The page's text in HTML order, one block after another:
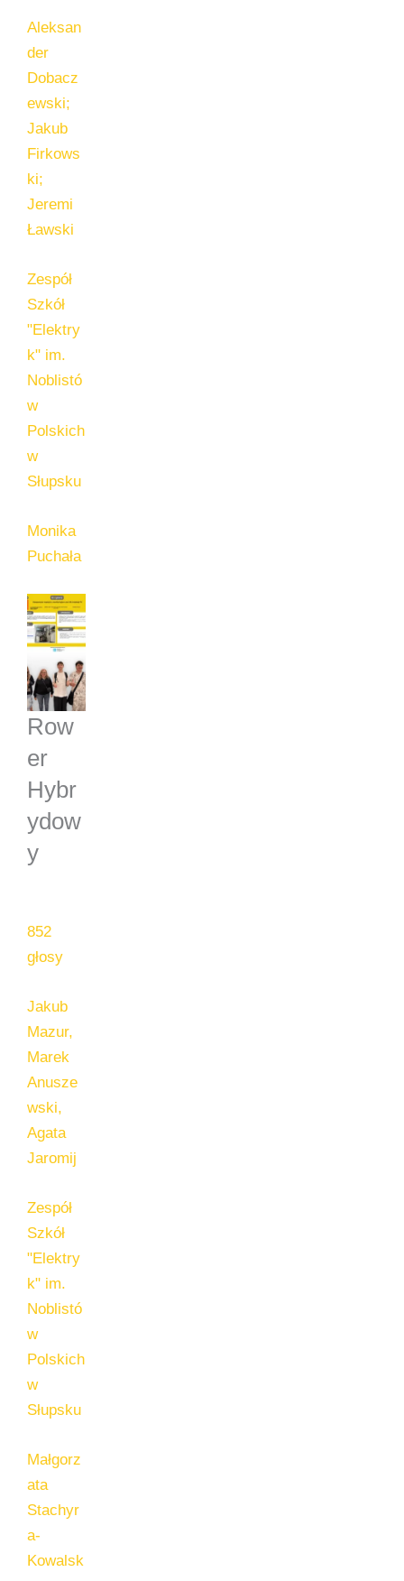
Aleksan
der
Dobacz
ewski;
Jakub
Firkows
ki;
Jeremi
Ławski
Zespół
Szkół
"Elektry
k" im.
Noblistó
w
Polskich
w
Słupsku
Monika
Puchała
Row
er
Hybr
ydow
y
852
głosy
Jakub
Mazur,
Marek
Anusze
wski,
Agata
Jaromij
Zespół
Szkół
"Elektry
k" im.
Noblistó
w
Polskich
w
Słupsku
Małgorz
ata
Stachyr
a-
Kowalsk